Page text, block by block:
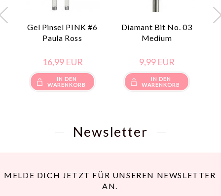
Gel Pinsel PINK #6
Paula Ross
16,99 EUR
IN DEN
WARENKORB
Diamant Bit No. 03
Medium
9,99 EUR
IN DEN
WARENKORB
Newsletter
MELDE DICH JETZT FÜR UNSEREN NEWSLETTER
AN.